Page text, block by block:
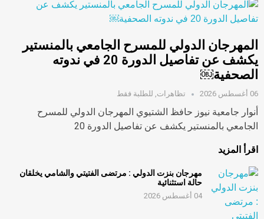
المهرجان الدولي للمسرح الجامعي بالمنستير
يكشف عن تفاصيل الدورة 20 في ندوته
الصحفية￼
06 أغسطس 2026 تظاهرات, للطلبة فقط
أنوار جامعية نيوز حافظ الشتيوي المهرجان الدولي للمسرح
الجامعي بالمنستير يكشف عن تفاصيل الدورة 20
اقرأ المزيد
مهرجان بنزت الدولي : مرتضى الفتيتي والشامي يخلقان
حالة استثنائية
04 أغسطس 2026